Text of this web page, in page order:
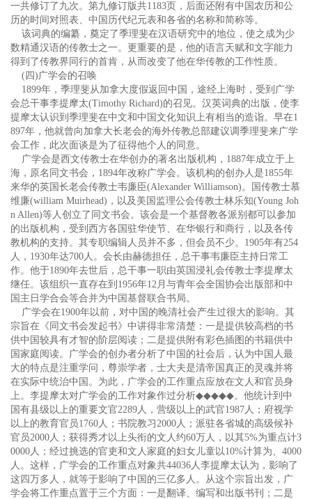
一共修订了九次。第九修订版共1183页，后面还附有中国农历和公
历的时间对照表、中国历代纪元表和各省的名称和简称等。
该词典的编纂，奠定了季理斐在汉语研究中的地位，使之成为少
数精通汉语的传教士之一。更重要的是，他的语言天赋和文字能力
得到了传教界同行的首肯，从而改变了他在华传教的工作性质。
(四)广学会的召唤
1899年，季理斐从加拿大度假返回中国，途经上海时，受到广学
会总干事李提摩太(Timothy Richard)的召见。汉英词典的出版，使李
提摩太认识到季理斐在中文和中国文化知识上有相当的造诣。早在1
897年，他就曾向加拿大长老会的海外传教总部建议调季理斐来广学
会工作，此次面谈是为了征得他个人的同意。
广学会是西文传教士在华创办的著名出版机构，1887年成立于上
海，原名同文书会，1894年改称广学会。该机构的创办人是1855年
来华的英国长老会传教士韦廉臣(Alexander Williamson)。国传教士慕
维廉(william Muirhead)，以及美国监理公会传教士林乐知(Young Joh
n Allen)等人创立了同文书会。该会是一个基督教各派别都可以参加
的出版机构，受到西方各国驻华使节、在华银行和商行，以及各传
教机构的支持。其专职编辑人员并不多，但会员不少。1905年有254
人，1930年达700人。会长由赫德担任，总干事韦廉臣主持日常工
作。他于1890年去世后，总干事一职由英国浸礼会传教士李提摩太
继任。该组织一直存在到1956年12月与青年会全国协会出版部和中
国主日学合会等合并为中国基督联合书局。
广学会在1900年以前，对中国的晚清社会产生过很大的影响。其
宗旨在《同文书会发起书》中讲得非常清楚：一是提供较高档的书
供中国较具有才智的阶层阅读；二是提供附有彩色插图的书籍供中
国家庭阅读。广学会的创办者分析了中国的社会后，认为中国人最
大的特点是注重学问，尊崇学者，士大夫是清帝国真正的灵魂并将
在实际中统治中国。为此，广学会的工作重点应放在文人和官员身
上。李提摩太对广学会的工作对象作过分析◆◆◆◆◆。他统计到中
国有县级以上的重要文官2289人，营级以上的武官1987人；府视学
以上的教育官员1760人；书院教习2000人；派驻各省城的高级候补
官员2000人；获得秀才以上头衔的文人约60万人，以其5%为重点计3
0000人；经过挑选的官吏和文人家庭的妇女儿童以10%计算为、4000
人。这样，广学会的工作重点对象共44036人李提摩太认为，影响了
这四万多人，就等于影响了中国的三亿多人。从这个宗旨出发，广
学会将工作重点置于三个方面：一是翻译、编写和出版书刊；二是